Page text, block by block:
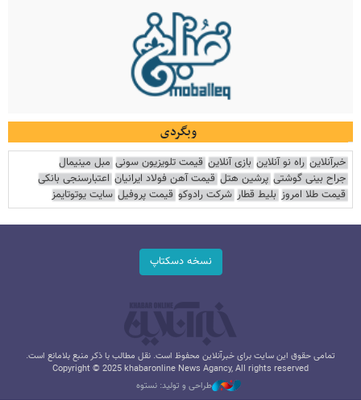
وبگردی
خبرآنلاین راه نو آنلاین بازی آنلاین قیمت تلویزیون سونی مبل مینیمال
جراح بینی گوشتی پرشین هتل قیمت آهن فولاد ایرانیان اعتبارسنجی بانکی
قیمت طلا امروز بلیط قطار شرکت رادوکو قیمت پروفیل سایت یوتوتایمز
نسخه دسکتاپ
تمامی حقوق این سایت برای خبرآنلاین محفوظ است. نقل مطالب با ذکر منبع بلامانع است.
Copyright © 2025 khabaronline News Agancy, All rights reserved
طراحی و تولید: نستوه